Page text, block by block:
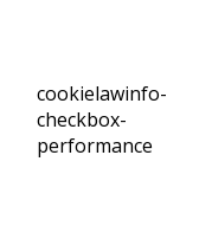
cookielawinfo-
checkbox-
performance